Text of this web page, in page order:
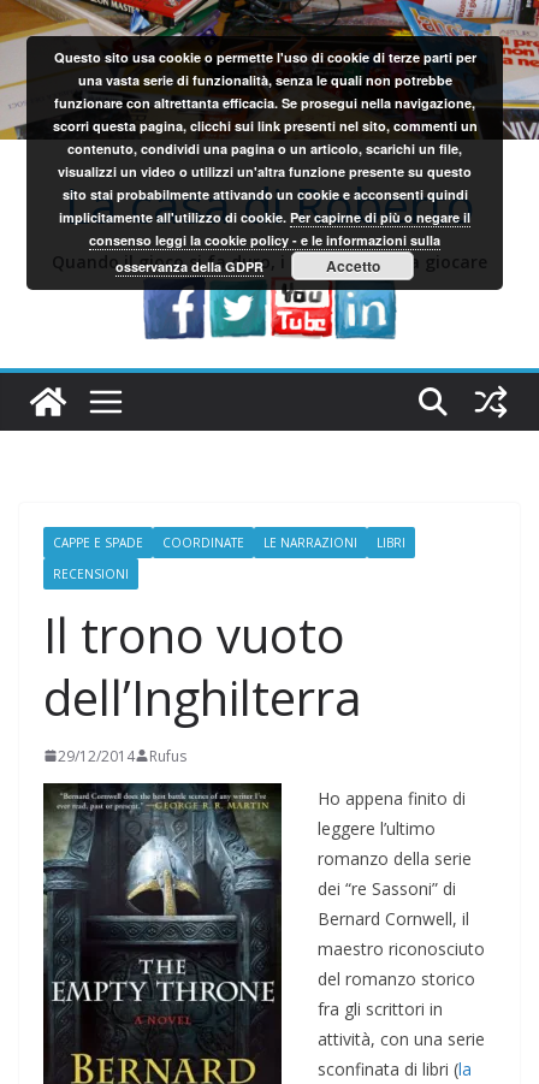
Salta
al
contenuto
La casa di Roberto
Quando il gioco si fa duro, i sardi iniziano a giocare
CAPPE E SPADE COORDINATE LE NARRAZIONI
LIBRI
RECENSIONI
Il trono vuoto
dell’Inghilterra
29/12/2014 Rufus
Ho appena finito di
leggere l’ultimo
romanzo della serie
dei “re Sassoni” di
Bernard Cornwell, il
maestro riconosciuto
del romanzo storico
fra gli scrittori in
attività, con una serie
sconfinata di libri (la
Questo sito usa cookie o permette l'uso di cookie di terze parti per
una vasta serie di funzionalità, senza le quali non potrebbe
funzionare con altrettanta efficacia. Se prosegui nella navigazione,
scorri questa pagina, clicchi sui link presenti nel sito, commenti un
contenuto, condividi una pagina o un articolo, scarichi un file,
visualizzi un video o utilizzi un'altra funzione presente su questo
sito stai probabilmente attivando un cookie e acconsenti quindi
implicitamente all'utilizzo di cookie.Per capirne di più o negare il
consenso leggi la cookie policy - e le informazioni sulla
osservanza della GDPR
Accetto